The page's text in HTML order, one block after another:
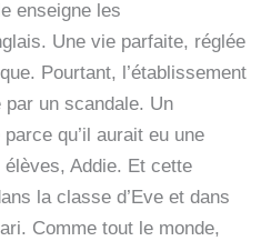
enseigne les
Une vie parfaite, réglée
Pourtant, l’établissement
un scandale. Un
qu’il aurait eu une
élèves, Addie. Et cette
la classe d’Eve et dans
Comme tout le monde,